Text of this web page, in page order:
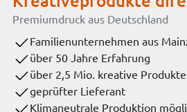
Premiumdruck aus Deutschland
Familienunternehmen aus
über 50 Jahre Erfahrung
über 2,5 Mio. kreative
geprüfter Lieferant
Klimaneutrale Produktion